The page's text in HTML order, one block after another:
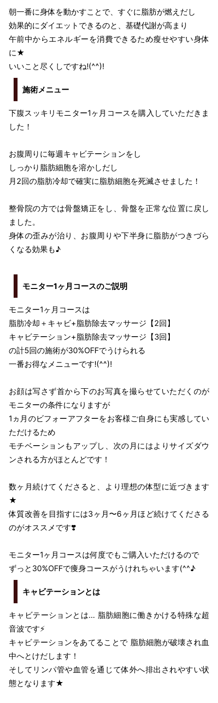
朝一番に身体を動かすことで、すぐに脂肪が燃えだし
効果的にダイエットできるのと、基礎代謝が高まり
午前中からエネルギーを消費できるため瘦せやすい身体
に★
いいこと尽くしですね!(^^)!
施術メニュー
下腹スッキリモニター1ヶ月コースを購入していただきま
した！
お腹周りに毎週キャビテーションをし
しっかり脂肪細胞を溶かしだし
月2回の脂肪冷却で確実に脂肪細胞を死滅させました！
整骨院の方では骨盤矯正をし、骨盤を正常な位置に戻し
ました。
身体の歪みが治り、お腹周りや下半身に脂肪がつきづら
くなる効果も♪
モニター1ヶ月コースのご説明
モニター1ヶ月コースは
脂肪冷却＋キャビ+脂肪除去マッサージ【2回】
キャビテーション+脂肪除去マッサージ【3回】
の計5回の施術が30%OFFでうけられる
一番お得なメニューです!(^^)!
お顔は写さず首から下のお写真を撮らせていただくのが
モニターの条件になりますが
1ヵ月のビフォーアフターをお客様ご自身にも実感してい
ただけるため
モチベーションもアップし、次の月にはよりサイズダウ
ンされる方がほとんどです！
数ヶ月続けてくださると、より理想の体型に近づきます
★
体質改善を目指すには3ヶ月〜6ヶ月ほど続けてくださる
のがオススメです❣️
モニター1ヶ月コースは何度でもご購入いただけるので
ずっと30%OFFで痩身コースがうけれちゃいます(^^♪
キャビテーションとは
キャビテーションとは… 脂肪細胞に働きかける特殊な超
音波です⚡️
キャビテーションをあてることで 脂肪細胞が破壊され血
中へとけだします！
そしてリンパ管や血管を通じて体外へ排出されやすい状
態となります★